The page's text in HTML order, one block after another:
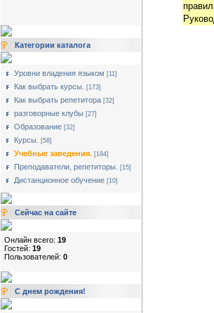
Категории каталога
Уровни владения языком [11]
Как выбрать курсы. [173]
Как выбрать репетитора [32]
разговорные клубы [27]
Образование [32]
Курсы. [58]
Учебные заведения. [184]
Преподаватели, репетиторы. [15]
Дистанционное обучение [10]
Сейчас на сайте
Онлайн всего: 19
Гостей: 19
Пользователей: 0
С днем рождения!